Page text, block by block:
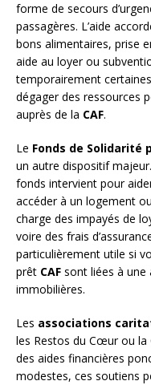
forme de secours
passagères. L’aide
bons alimentaires, prise
aide au loyer ou
temporairement
dégager des ressources
auprès de la CAF.
Le Fonds de Solidarité
un autre dispositif
fonds intervient pour
accéder à un logement
charge des impayés de
voire des frais
particulièrement utile si
prêt CAF sont liées à une
immobilières.
Les associations
les Restos du Cœur ou
des aides financières
modestes, ces soutiens